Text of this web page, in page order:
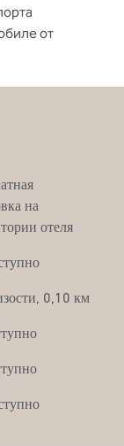
от
на
отеля
0,10 км